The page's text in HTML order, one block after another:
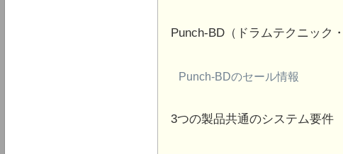
Punch-BD（ドラムテクニック
Punch-BDのセール情報
3つの製品共通のシステム要件